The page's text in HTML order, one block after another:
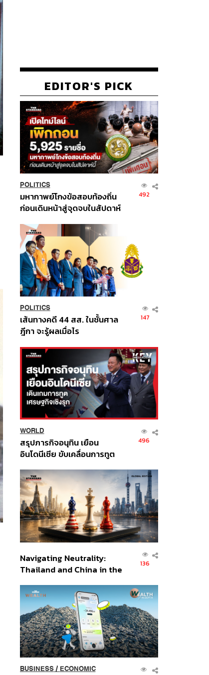
EDITOR'S PICK
POLITICS
มหากาพย์โกงข้อสอบท้องถิ่น
ก่อนเดินหน้าสู่จุดจบในสัปดาห์
492
POLITICS
เส้นทางคดี 44 สส. ในชั้นศาล
ฎีกา จะรู้ผลเมื่อไร
147
WORLD
สรุปภารกิจอนุทิน เยือน
อินโดนีเซีย ขับเคลื่อนการทูต
ส่วนยุทธศาสตร์ไทย –
อินโดนีเซีย
496
Navigating Neutrality:
Thailand and China in the
Order
136
BUSINESS/ ECONOMIC